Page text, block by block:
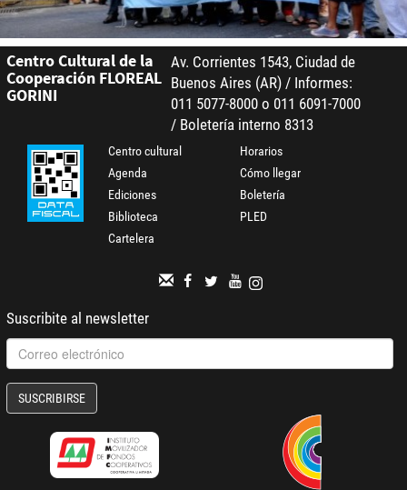
Centro Cultural de la
Cooperación FLOREAL
GORINI
Av. Corrientes 1543, Ciudad de
Buenos Aires (AR) / Informes:
011 5077-8000 o 011 6091-7000
/ Boletería interno 8313
Centro cultural
Agenda
Ediciones
Biblioteca
Cartelera
Horarios
Cómo llegar
Boletería
PLED
Suscribite al newsletter
SUSCRIBIRSE